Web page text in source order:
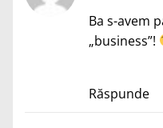
Ba s-avem
„business”!
Răspunde